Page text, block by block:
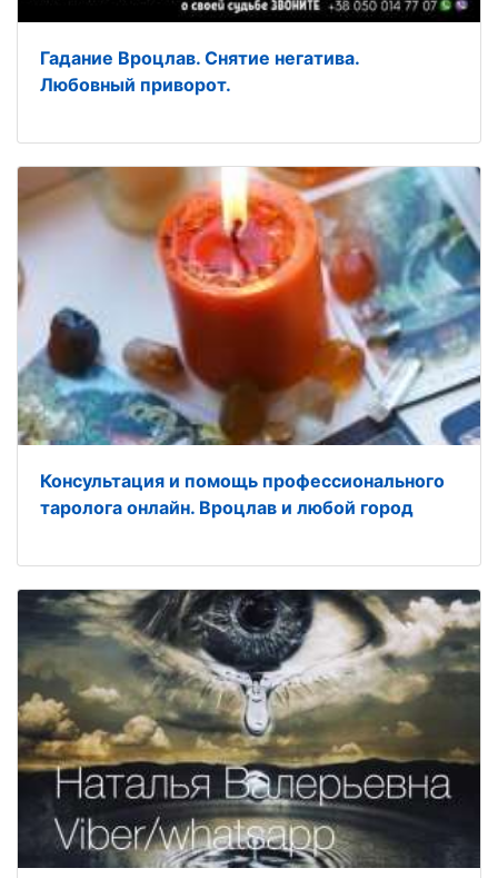
Гадание Вроцлав. Снятие негатива.
Любовный приворот.
Консультация и помощь профессионального
таролога онлайн. Вроцлав и любой город